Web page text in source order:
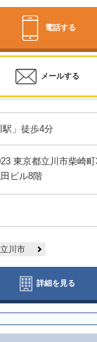
電話する
メールする
駅」徒歩4分
東京都立川市柴崎
ビル8階
立川市
詳細を見る